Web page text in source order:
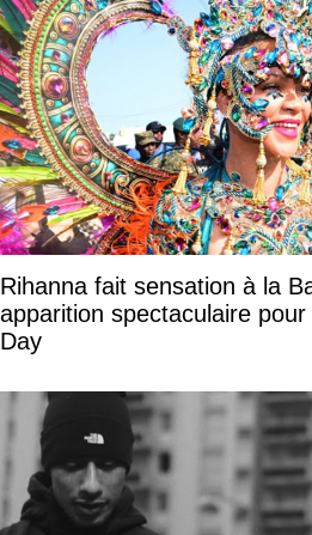
Rihanna fait sensation à la
apparition spectaculaire
Day